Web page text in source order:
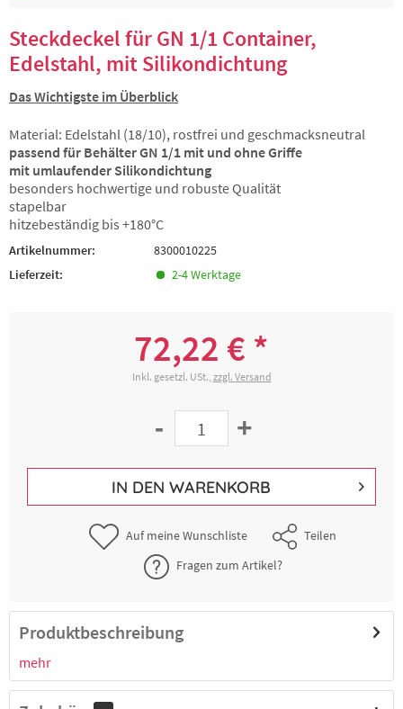
Steckdeckel für GN 1/1 Container,
Edelstahl, mit Silikondichtung
Das Wichtigste im Überblick
Material: Edelstahl (18/10), rostfrei und geschmacksneutral
passend für Behälter GN 1/1 mit und ohne Griffe
mit umlaufender Silikondichtung
besonders hochwertige und robuste Qualität
stapelbar
hitzebeständig bis +180°C
Artikelnummer:
8300010225
Lieferzeit:
2-4 Werktage
72,22 € *
Inkl. gesetzl. USt., zzgl. Versand
- +
IN DEN WARENKORB
Auf meine Wunschliste
Teilen
Fragen zum Artikel?
Produktbeschreibung
mehr